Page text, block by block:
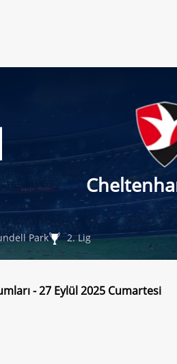
Park 2. Lig
- 27 Eylül 2025 Cumartesi